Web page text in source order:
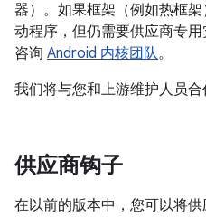
器）。如果框架（例如热框
动程序，但仍需要供应商专
咨询 Android 内核团队。
我们将与您和上游维护人员合
供应商钩子
在以前的版本中，您可以将